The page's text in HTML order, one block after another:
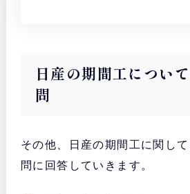
日産の期間工につい
問
その他、日産の期間工に関し
問に回答していきます。